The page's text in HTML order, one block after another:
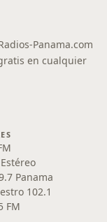
Panama.com
en cualquier
Panama
102.1
FM